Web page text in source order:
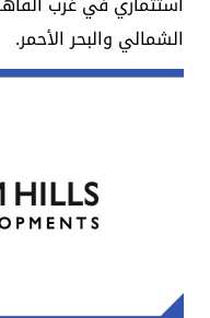
الشمالي والبحر الأحمر.